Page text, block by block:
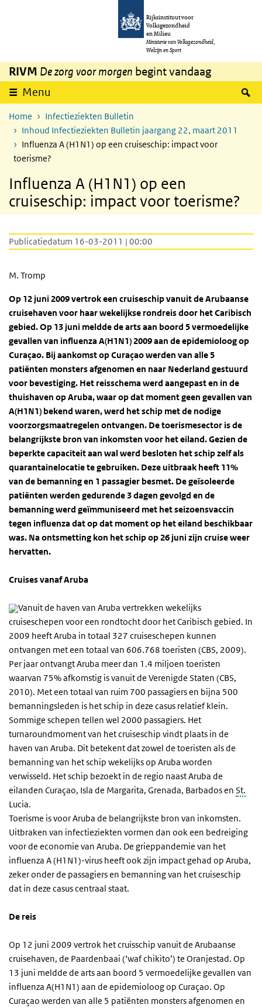
Overslaan en naar de inhoud gaan
Rijksinstituut voor
Volksgezondheid
en Milieu
Ministerie van Volksgezondheid,
Welzijn en Sport
RIVM De zorg voor morgen begint vandaag
Menu
Home
Infectieziekten Bulletin
Inhoud Infectieziekten Bulletin jaargang 22, maart 2011
Influenza A (H1N1) op een cruiseschip: impact voor
toerisme?
Influenza A (H1N1) op een
cruiseschip: impact voor toerisme?
Publicatiedatum 16-03-2011 | 00:00
M. Tromp
Op 12 juni 2009 vertrok een cruiseschip vanuit de Arubaanse
cruisehaven voor haar wekelijkse rondreis door het Caribisch
gebied. Op 13 juni meldde de arts aan boord 5 vermoedelijke
gevallen van influenza A(H1N1) 2009 aan de epidemioloog op
Curaçao. Bij aankomst op Curaçao werden van alle 5
patiënten monsters afgenomen en naar Nederland gestuurd
voor bevestiging. Het reisschema werd aangepast en in de
thuishaven op Aruba, waar op dat moment geen gevallen van
A(H1N1) bekend waren, werd het schip met de nodige
voorzorgsmaatregelen ontvangen. De toerismesector is de
belangrijkste bron van inkomsten voor het eiland. Gezien de
beperkte capaciteit aan wal werd besloten het schip zelf als
quarantainelocatie te gebruiken. Deze uitbraak heeft 11%
van de bemanning en 1 passagier besmet. De geïsoleerde
patiënten werden gedurende 3 dagen gevolgd en de
bemanning werd geïmmuniseerd met het seizoensvaccin
tegen influenza dat op dat moment op het eiland beschikbaar
was. Na ontsmetting kon het schip op 26 juni zijn cruise weer
hervatten.
Cruises vanaf Aruba
Vanuit de haven van Aruba vertrekken wekelijks
cruiseschepen voor een rondtocht door het Caribisch gebied. In
2009 heeft Aruba in totaal 327 cruiseschepen kunnen
ontvangen met een totaal van 606.768 toeristen (CBS, 2009).
Per jaar ontvangt Aruba meer dan 1.4 miljoen toeristen
waarvan 75% afkomstig is vanuit de Verenigde Staten (CBS,
2010). Met een totaal van ruim 700 passagiers en bijna 500
bemanningsleden is het schip in deze casus relatief klein.
Sommige schepen tellen wel 2000 passagiers. Het
turnaroundmoment van het cruiseschip vindt plaats in de
haven van Aruba. Dit betekent dat zowel de toeristen als de
bemanning van het schip wekelijks op Aruba worden
verwisseld. Het schip bezoekt in de regio naast Aruba de
eilanden Curaçao, Isla de Margarita, Grenada, Barbados en St.
Lucia.
Toerisme is voor Aruba de belangrijkste bron van inkomsten.
Uitbraken van infectieziekten vormen dan ook een bedreiging
voor de economie van Aruba. De grieppandemie van het
influenza A (H1N1)-virus heeft ook zijn impact gehad op Aruba,
zeker onder de passagiers en bemanning van het cruiseschip
dat in deze casus centraal staat.
De reis
Op 12 juni 2009 vertrok het cruisschip vanuit de Arubaanse
cruisehaven, de Paardenbaai (‘waf chikito’) te Oranjestad. Op
13 juni meldde de arts aan boord 5 vermoedelijke gevallen van
influenza A(H1N1) aan de epidemioloog op Curaçao. Op
Curaçao werden van alle 5 patiënten monsters afgenomen en